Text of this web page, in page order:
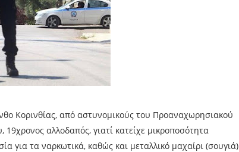
Κορινθίας, από αστυνομικούς του Προαναχωρησιακού
αλλοδαπός, γιατί κατείχε μικροποσότητα
για τα ναρκωτικά, καθώς και μεταλλικό μαχαίρι (σουγιά)